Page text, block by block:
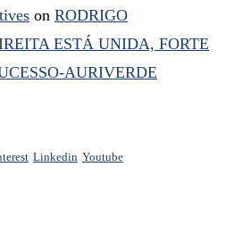
on RODRIGO
ESTÁ UNIDA, FORTE
AURIVERDE
Linkedin Youtube